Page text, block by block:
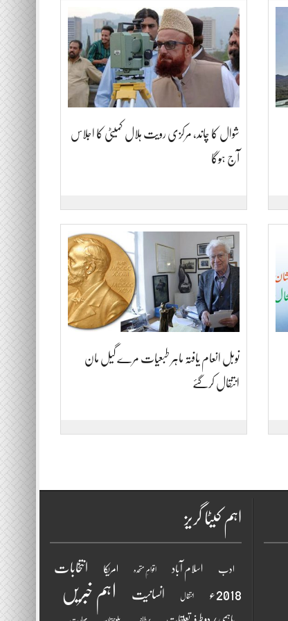
شوال کا چاند، مرکزی رویت ہلال کمیٹی کا اجلاس
آج ہوگا
نوبل انعام یافتہ ماہر طبعیات مرے گیل مان
انتقال کرگئے
اہم کیٹا گریز
ادب اسلام آباد اقوامِ متحدہ امریکا انتخابات
2018ء انتقال انسانیت اہم خبریں
باہمی / دو طرفہ تعلقات برطانیہ بھارت